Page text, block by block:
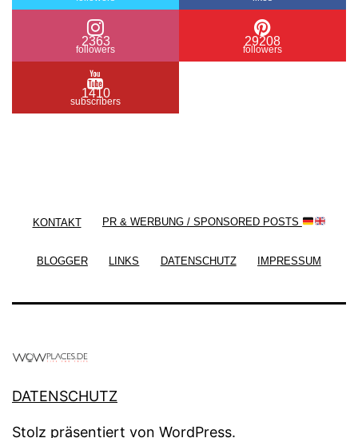
2363
followers
29208
followers
1410
subscribers
KONTAKT PR & WERBUNG / SPONSORED POSTS
BLOGGER LINKS DATENSCHUTZ IMPRESSUM
DATENSCHUTZ
Stolz präsentiert von WordPress.